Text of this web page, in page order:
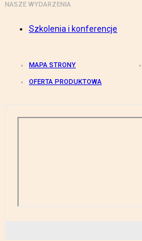
NASZE WYDARZENIA
Szkolenia i konferencje
MAPA STRONY
OFERTA PRODUKTOWA